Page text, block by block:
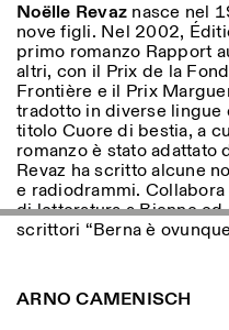
Noëlle Revaz nasce nel
nove figli. Nel 2002,
primo romanzo Rapport
altri, con il Prix de la
Frontière e il Prix
tradotto in diverse lingue
titolo Cuore di bestia, a
romanzo è stato adattato
Revaz ha scritto alcune
e radiodrammi.
di letteratura a Bienne
scrittori “Berna è
ARNO CAMENISCH